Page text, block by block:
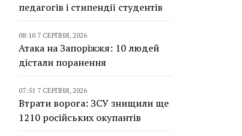
педагогів і стипендії студентів
08:10 7 СЕРПНЯ, 2026
Атака на Запоріжжя: 10 людей
дістали поранення
07:51 7 СЕРПНЯ, 2026
Втрати ворога: ЗСУ знищили ще
1210 російських окупантів